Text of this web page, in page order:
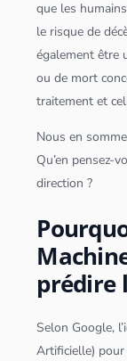
que les
le risque de
également être
ou de mort
traitement et
Nous en
Qu’en pensez-
direction ?
prédire
Selon Google,
Artificielle)